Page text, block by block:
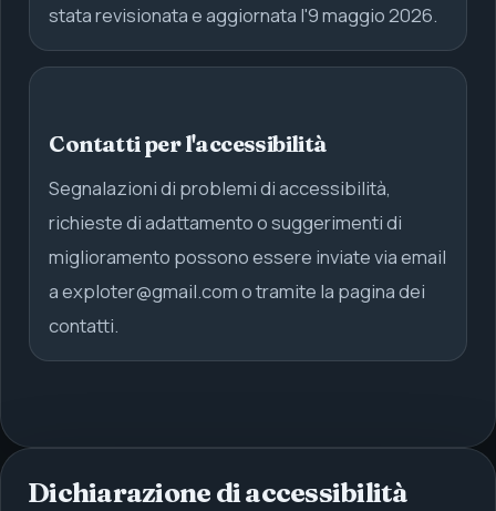
stata revisionata e aggiornata l'9 maggio 2026.
Contatti per l'accessibilità
Segnalazioni di problemi di accessibilità,
richieste di adattamento o suggerimenti di
miglioramento possono essere inviate via email
aexploter@gmail.como tramite la pagina dei
contatti.
Dichiarazione di accessibilità